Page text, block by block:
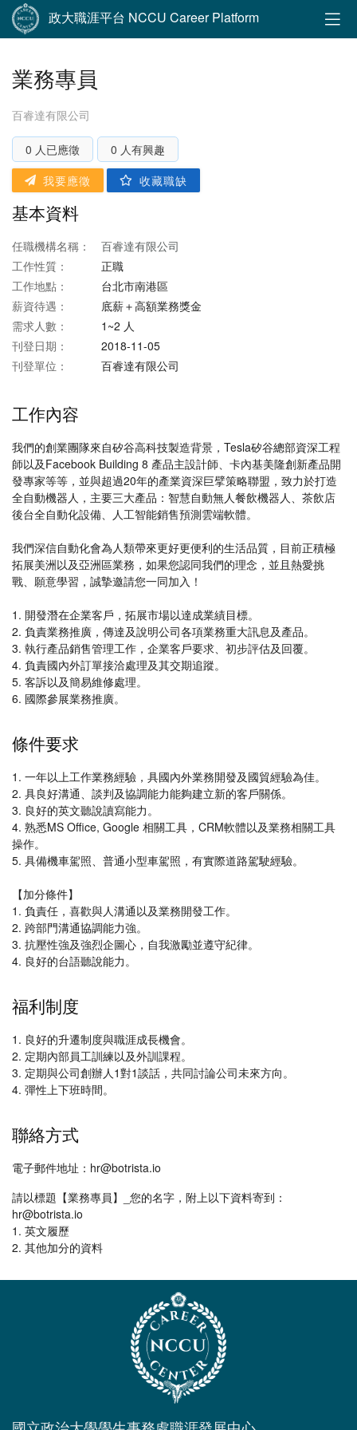
政大職涯平台 NCCU Career Platform
業務專員
百睿達有限公司
0 人已應徵
0 人有興趣
我要應徵
收藏職缺
基本資料
任職機構名稱：
百睿達有限公司
工作性質：
正職
工作地點：
台北市南港區
薪資待遇：
底薪＋高額業務獎金
需求人數：
1~2 人
刊登日期：
2018-11-05
刊登單位：
百睿達有限公司
工作內容
我們的創業團隊來自矽谷高科技製造背景，Tesla矽谷總部資深工程
師以及Facebook Building 8 產品主設計師、卡內基美隆創新產品開
發專家等等，並與超過20年的產業資深巨擘策略聯盟，致力於打造
全自動機器人，主要三大產品：智慧自動無人餐飲機器人、茶飲店
後台全自動化設備、人工智能銷售預測雲端軟體。
我們深信自動化會為人類帶來更好更便利的生活品質，目前正積極
拓展美洲以及亞洲區業務，如果您認同我們的理念，並且熱愛挑
戰、願意學習，誠摯邀請您一同加入！
1. 開發潛在企業客戶，拓展市場以達成業績目標。
2. 負責業務推廣，傳達及說明公司各項業務重大訊息及產品。
3. 執行產品銷售管理工作，企業客戶要求、初步評估及回覆。
4. 負責國內外訂單接洽處理及其交期追蹤。
5. 客訴以及簡易維修處理。
6. 國際參展業務推廣。
條件要求
1. 一年以上工作業務經驗，具國內外業務開發及國貿經驗為佳。
2. 具良好溝通、談判及協調能力能夠建立新的客戶關係。
3. 良好的英文聽說讀寫能力。
4. 熟悉MS Office, Google 相關工具，CRM軟體以及業務相關工具
操作。
5. 具備機車駕照、普通小型車駕照，有實際道路駕駛經驗。
【加分條件】
1. 負責任，喜歡與人溝通以及業務開發工作。
2. 跨部門溝通協調能力強。
3. 抗壓性強及強烈企圖心，自我激勵並遵守紀律。
4. 良好的台語聽說能力。
福利制度
1. 良好的升遷制度與職涯成長機會。
2. 定期內部員工訓練以及外訓課程。
3. 定期與公司創辦人1對1談話，共同討論公司未來方向。
4. 彈性上下班時間。
聯絡方式
電子郵件地址：hr@botrista.io
請以標題【業務專員】_您的名字，附上以下資料寄到：
hr@botrista.io
1. 英文履歷
2. 其他加分的資料